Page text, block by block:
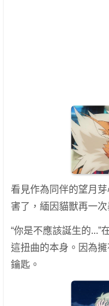
看見作為同伴的望月
害了，緬因貓獸再一次
“你是不應該誕生的...”
這扭曲的本身。因為
鑰匙。